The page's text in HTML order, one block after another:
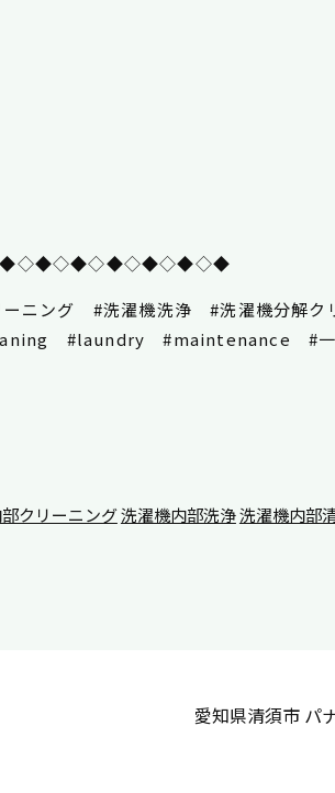
ニング #洗濯機洗浄 #洗濯機分解
#laundry #maintenance #一般
クリーニング洗濯機内部洗浄洗濯機内部
愛知県清須市 パ